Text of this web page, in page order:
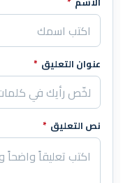
اترك هذا الحقل فارغاً
عنوان التعليق *
نص التعليق *